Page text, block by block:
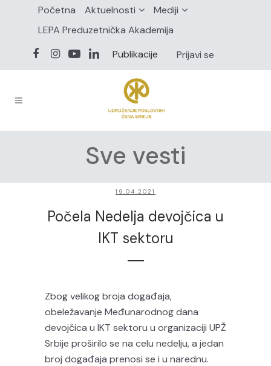
Početna Aktuelnosti
Mediji
LEPA Preduzetnička Akademija
Publikacije
Prijavi se
Sve vesti
19.04.2021
Počela Nedelja devojčica u
IKT sektoru
Zbog velikog broja događaja,
obeležavanje Međunarodnog dana
devojčica u IKT sektoru u organizaciji UPŽ
Srbije proširilo se na celu nedelju, a jedan
broj događaja prenosi se i u narednu.